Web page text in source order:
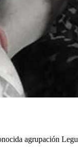
agrupación